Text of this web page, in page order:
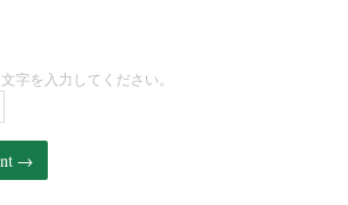
字を入力してください。